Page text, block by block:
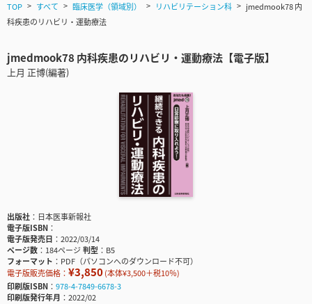
TOP すべて 臨床医学（領域別） リハビリテーション科
jmedmook78 内
科疾患のリハビリ・運動療法
jmedmook78 内科疾患のリハビリ・運動療法【電子版】
上月 正博(編著)
出版社
日本医事新報社
電子版ISBN
電子版発売日
2022/03/14
ページ数
184ページ判型
B5
フォーマット
PDF（パソコンへのダウンロード不可）
電子版販売価格： ¥3,850(本体¥3,500＋税10％)
印刷版ISBN
978-4-7849-6678-3
印刷版発行年月
2022/02